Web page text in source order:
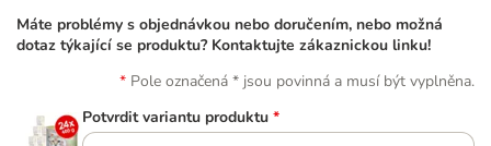
Máte problémy s objednávkou nebo doručením, nebo možná
dotaz týkající se produktu? Kontaktujte zákaznickou linku!
Pole označená * jsou povinná a musí být vyplněna.
Potvrdit variantu produktu *